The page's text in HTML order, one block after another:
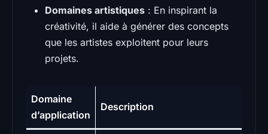
Domaines artistiques : En inspirant la
créativité, il aide à générer des concepts
que les artistes exploitent pour leurs
projets.
Domaine
d’application
Description